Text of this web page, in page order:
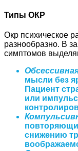
Типы ОКР
Окр психическое
разнообразно. В
симптомов
мысли без
Пациент
или
снижению